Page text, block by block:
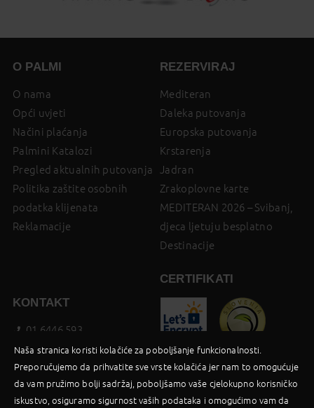
O PALMI
O nama
Opći uvjeti
Načini plaćanja
Palmini Katalozi
Pregled aktualnih putovanja
Politika zaštite osobnih
podatka klijenata
Reklamacije
KONTAKT
01 6446 593
booking@palma-travel.hr
Poslovnica
Facebook
B2B Login
REZERVIRAJ
Mediteran
Daleka putovanja
Europska putovanja
Krstarenja
Jadran
Zrakoplovne karte
MEDITERAN 2026 – Svibanj,
djeca ljetuju besplatno
Destinacije
CERTIFIKATI
Naša stranica koristi kolačiće za poboljšanje funkcionalnosti.
Preporučujemo da prihvatite sve vrste kolačića jer nam to omogućuje
da vam pružimo bolji sadržaj, poboljšamo vaše cjelokupno korisničko
iskustvo, osiguramo sigurnost vaših podataka i omogućimo vam da